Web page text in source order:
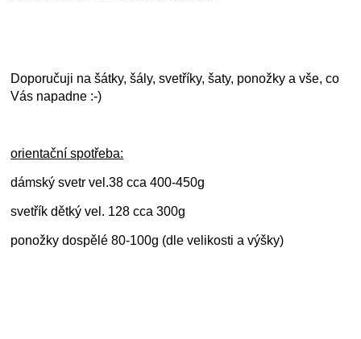
Doporučuji na šátky, šály, svetříky, šaty, ponožky a vše, co
Vás napadne :-)
orientační spotřeba:
dámský svetr vel.38 cca 400-450g
svetřík dětký vel. 128 cca 300g
ponožky dospělé 80-100g (dle velikosti a výšky)